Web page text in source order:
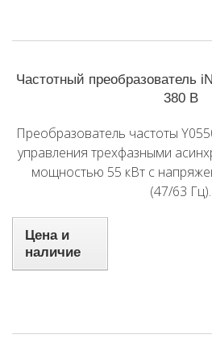
Частотный преобразователь
380 В
Преобразователь частоты
управления трехфазными
мощностью 55 кВт с
(47/63 Гц).
Цена и
наличие